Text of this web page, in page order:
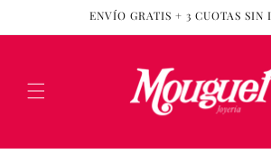
directamente
al contenido
ENVÍO GRATIS + 3 CUOTAS SIN